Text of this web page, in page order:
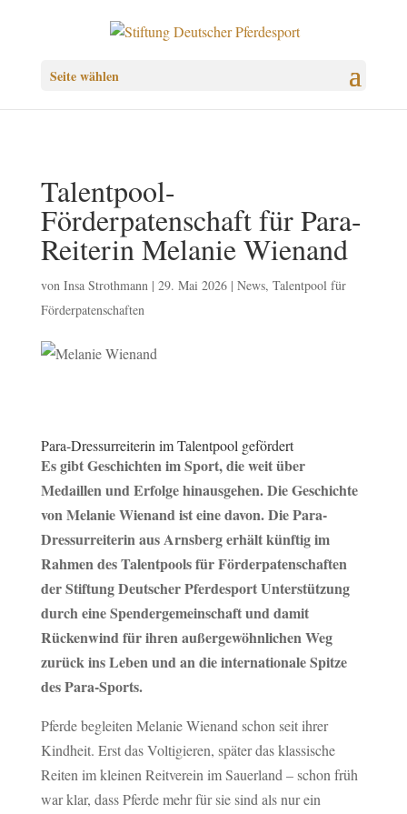
Seite wählen
Talentpool-
Förderpatenschaft für Para-
Reiterin Melanie Wienand
von Insa Strothmann| 29. Mai 2026| News, Talentpool für
Förderpatenschaften
Para-Dressurreiterin im Talentpool gefördert
Es gibt Geschichten im Sport, die weit über
Medaillen und Erfolge hinausgehen. Die Geschichte
von Melanie Wienand ist eine davon. Die Para-
Dressurreiterin aus Arnsberg erhält künftig im
Rahmen des Talentpools für Förderpatenschaften
der Stiftung Deutscher Pferdesport Unterstützung
durch eine Spendergemeinschaft und damit
Rückenwind für ihren außergewöhnlichen Weg
zurück ins Leben und an die internationale Spitze
des Para-Sports.
Pferde begleiten Melanie Wienand schon seit ihrer
Kindheit. Erst das Voltigieren, später das klassische
Reiten im kleinen Reitverein im Sauerland – schon früh
war klar, dass Pferde mehr für sie sind als nur ein